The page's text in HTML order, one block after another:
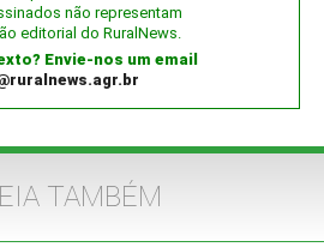
não representam
editorial do RuralNews.
Envie-nos um email
TAMBÉM